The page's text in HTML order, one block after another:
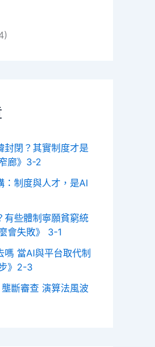
封閉？其實制度才是
廊》3-2
：制度與人才，是AI
有些體制寧願貧窮統
會失敗》 3-1
嗎 當AI與平台取代制
》2-3
斷審查 演算法風波